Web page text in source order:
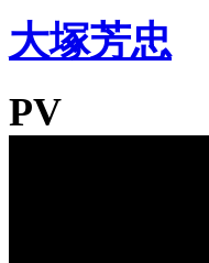
大塚芳忠
PV